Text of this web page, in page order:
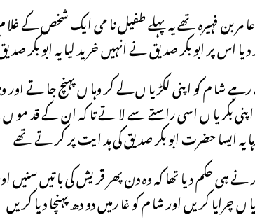
مر بن فہیرہ تھے یہ پہلے طفیل نا می ایک شخص کے
اس پر ابو بکر صدیق نے انہیں خر ید لیا یہ ابو بکر
شا م کو اپنی لکڑیا ں لے کر وہا ں پہنچ جا تے اور
بکر یا ں اسی راستے سے لا تے تا کہ ان کے قد
یہ ایسا حضرت ابو بکر صد یق کی ہد ایت پر کر تے تھے
حکم دیا تھا کہ وہ دن پھر قر یش کی با تیں سنیں اور
چرایا کر یں اور شا م کو غا رمیں دو دھ پہنچا دیا کر یں